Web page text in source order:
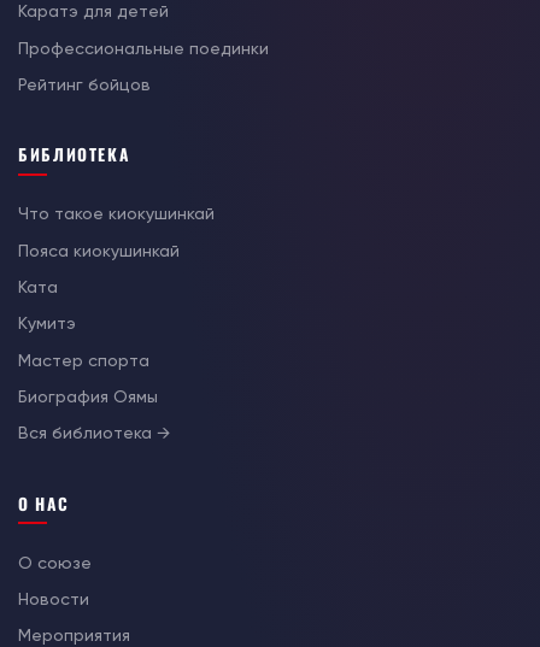
Каратэ для детей
Профессиональные поединки
Рейтинг бойцов
БИБЛИОТЕКА
Что такое киокушинкай
Пояса киокушинкай
Ката
Кумитэ
Мастер спорта
Биография Оямы
Вся библиотека →
О НАС
О союзе
Новости
Мероприятия